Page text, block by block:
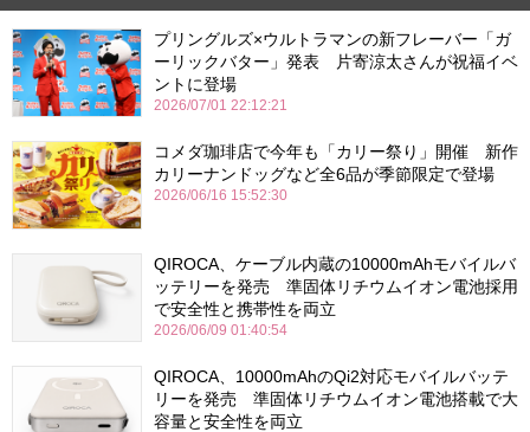
プリングルズ×ウルトラマンの新フレーバー「ガ
ーリックバター」発表 片寄涼太さんが祝福イベ
ントに登場
2026/07/01 22:12:21
コメダ珈琲店で今年も「カリー祭り」開催 新作
カリーナンドッグなど全6品が季節限定で登場
2026/06/16 15:52:30
QIROCA、ケーブル内蔵の10000mAhモバイルバ
ッテリーを発売 準固体リチウムイオン電池採用
で安全性と携帯性を両立
2026/06/09 01:40:54
QIROCA、10000mAhのQi2対応モバイルバッテ
リーを発売 準固体リチウムイオン電池搭載で大
容量と安全性を両立